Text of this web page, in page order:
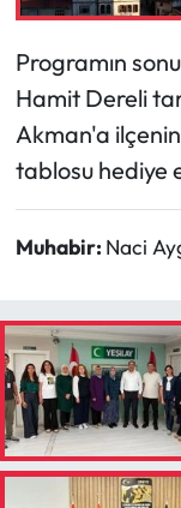
Programın
Hamit Dereli
Akman'a
tablosu hediye
Muhabir: Naci